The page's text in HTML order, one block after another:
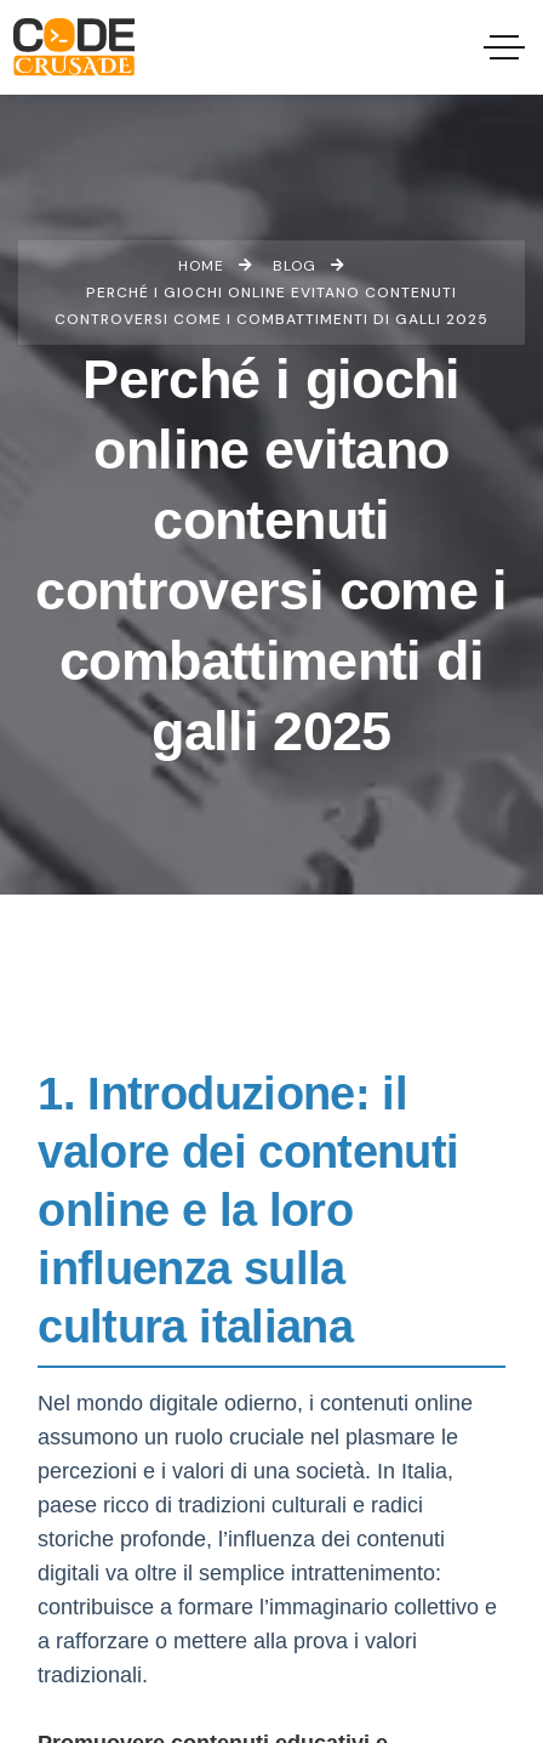
HOME
BLOG
PERCHÉ I GIOCHI ONLINE EVITANO CONTENUTI
CONTROVERSI COME I COMBATTIMENTI DI GALLI 2025
Perché i giochi
online evitano
contenuti
controversi come i
combattimenti di
galli 2025
1. Introduzione: il
valore dei contenuti
online e la loro
influenza sulla
cultura italiana
Nel mondo digitale odierno, i contenuti online
assumono un ruolo cruciale nel plasmare le
percezioni e i valori di una società. In Italia,
paese ricco di tradizioni culturali e radici
storiche profonde, l’influenza dei contenuti
digitali va oltre il semplice intrattenimento:
contribuisce a formare l’immaginario collettivo e
a rafforzare o mettere alla prova i valori
tradizionali.